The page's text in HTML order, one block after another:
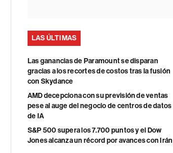
LAS ÚLTIMAS
Las ganancias de Paramount se disparan
gracias a los recortes de costos tras la fusión
con Skydance
AMD decepciona con su previsión de ventas
pese al auge del negocio de centros de datos
de IA
S&P 500 supera los 7.700 puntos y el Dow
Jones alcanza un récord por avances con Irán